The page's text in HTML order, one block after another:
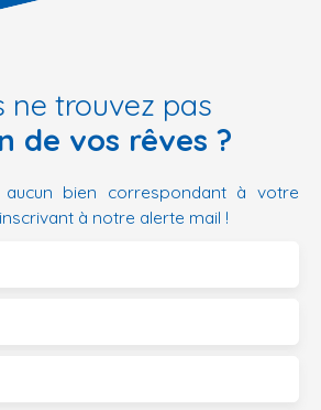
ne trouvez pas
de vos rêves ?
aucun bien correspondant à votre
à notre alerte mail !